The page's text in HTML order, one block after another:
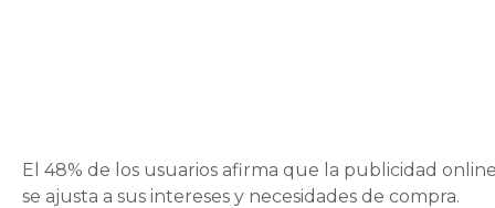
El 48% de los usuarios afirma que la publicidad
se ajusta a sus intereses y necesidades de compra.